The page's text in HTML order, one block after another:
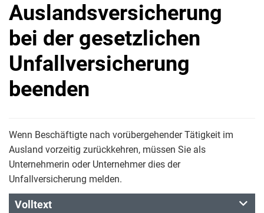
Auslandsversicherung
bei der gesetzlichen
Unfallversicherung
beenden
Wenn Beschäftigte nach vorübergehender Tätigkeit im
Ausland vorzeitig zurückkehren, müssen Sie als
Unternehmerin oder Unternehmer dies der
Unfallversicherung melden.
Volltext